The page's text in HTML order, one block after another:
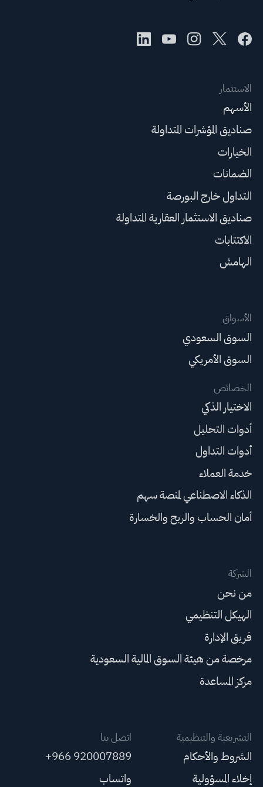
الاستثمار
الأسهم
صناديق المؤشرات المتداولة
الخيارات
الضمانات
التداول خارج البورصة
صناديق الاستثمار العقارية المتداولة
الاكتتابات
الهامش
الأسواق
السوق السعودي
السوق الأمريكي
الخصائص
الاختيار الذكي
أدوات التحليل
أدوات التداول
خدمة العملاء
الذكاء الاصطناعي لمنصة سهم
أمان الحساب والربح والخسارة
الشركة
من نحن
الهيكل التنظيمي
فريق الإدارة
مرخصة من هيئة السوق المالية السعودية
مركز المساعدة
التشريعية والتنظيمية
الشروط والأحكام
إخلاء المسؤولية
اتصل بنا
+966 920007889
واتساب